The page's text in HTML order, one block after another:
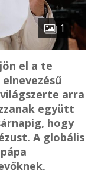
1
el a te
arra
együtt
hogy
A globális